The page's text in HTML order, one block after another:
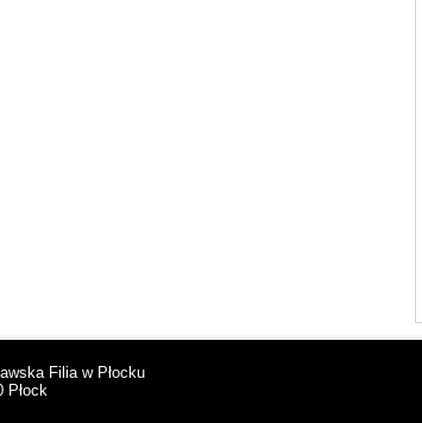
Filia w Płocku
Płock